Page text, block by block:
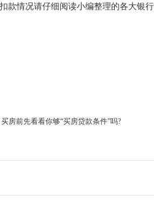
款情况请仔细阅读小编整理的各大银
房前先看看你够“买房贷款条件”吗?